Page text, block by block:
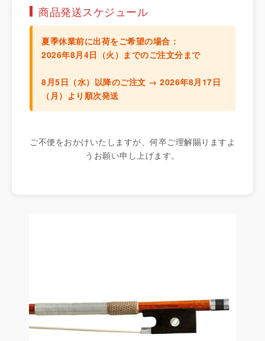
商品発送スケジュール
夏季休業前に出荷をご希望の場合：
2026年8月4日（火）までのご注文分まで
8月5日（水）以降のご注文 → 2026年8月17日
（月）より順次発送
ご不便をおかけいたしますが、何卒ご理解賜りますよ
うお願い申し上げます。